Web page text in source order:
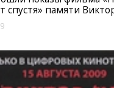
спустя» памяти